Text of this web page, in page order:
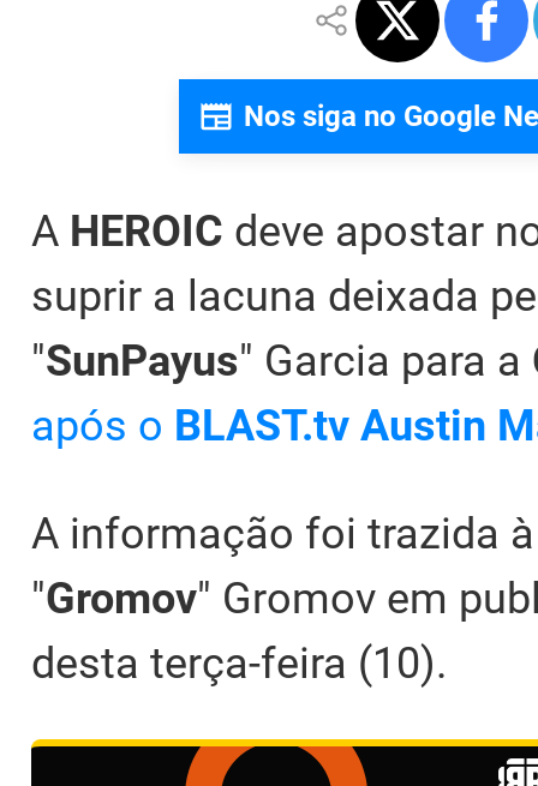
Nos siga no Google
A HEROIC deve apostar
suprir a lacuna deixada
"SunPayus" Garcia para a
após o BLAST.tv Austin
A informação foi trazida
"Gromov" Gromov em
desta terça-feira (10).